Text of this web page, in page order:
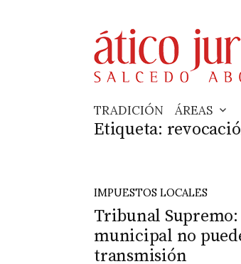
TRADICIÓN ÁREAS
Etiqueta:
IMPUESTOS LOCALES
Tribunal
municipal no
transmisión